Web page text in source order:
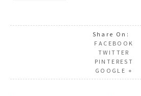
Share On:
FACEBOOK
TWITTER
PINTEREST
GOOGLE +